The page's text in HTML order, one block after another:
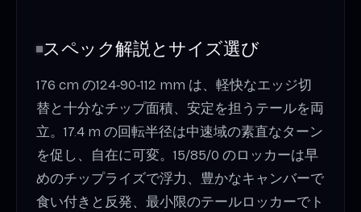
スペック解説とサイズ選び
176 cm の124‑90‑112 mm は、軽快なエッジ切
替と十分なチップ面積、安定を担うテールを両
立。17.4 m の回転半径は中速域の素直なターン
を促し、自在に可変。15/85/0 のロッカーは早
めのチップライズで浮力、豊かなキャンバーで
食い付きと反発、最小限のテールロッカーでト